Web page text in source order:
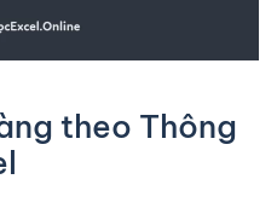
theo Thông